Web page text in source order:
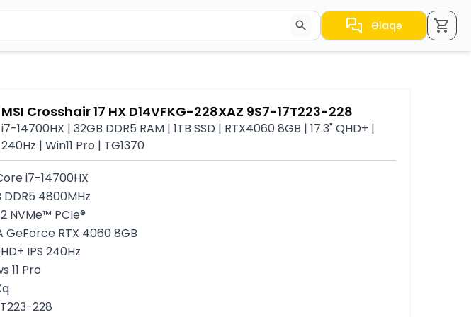
Enter düyməsini basın və ya nəticələr arasında keçid etmək üçün ox
Əlaqə
MSI Crosshair 17 HX D14VFKG-228XAZ 9S7-17T223-228
i7-14700HX | 32GB DDR5 RAM | 1TB SSD | RTX4060 8GB | 17.3" QHD+ |
240Hz | Win11 Pro | TG1370
i7-14700HX
DDR5 4800MHz
NVMe™ PCIe®
GeForce RTX 4060 8GB
IPS 240Hz
11 Pro
228